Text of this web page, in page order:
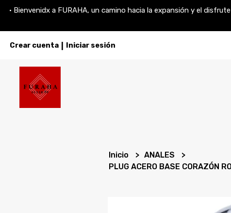
• Bienvenidx a FURAHA, un camino hacia la expansión y el
Crear cuenta Iniciar sesión
Inicio
ANALES
PLUG ACERO BASE CORAZÓN